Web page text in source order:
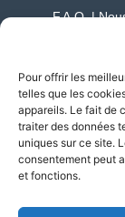
Pour offrir les
telles que les
appareils. Le fait de
traiter des données
uniques sur ce site.
consentement peut
et fonctions.
F.A.Q. |